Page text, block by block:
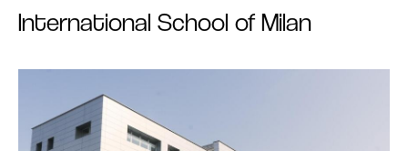
International School of Milan